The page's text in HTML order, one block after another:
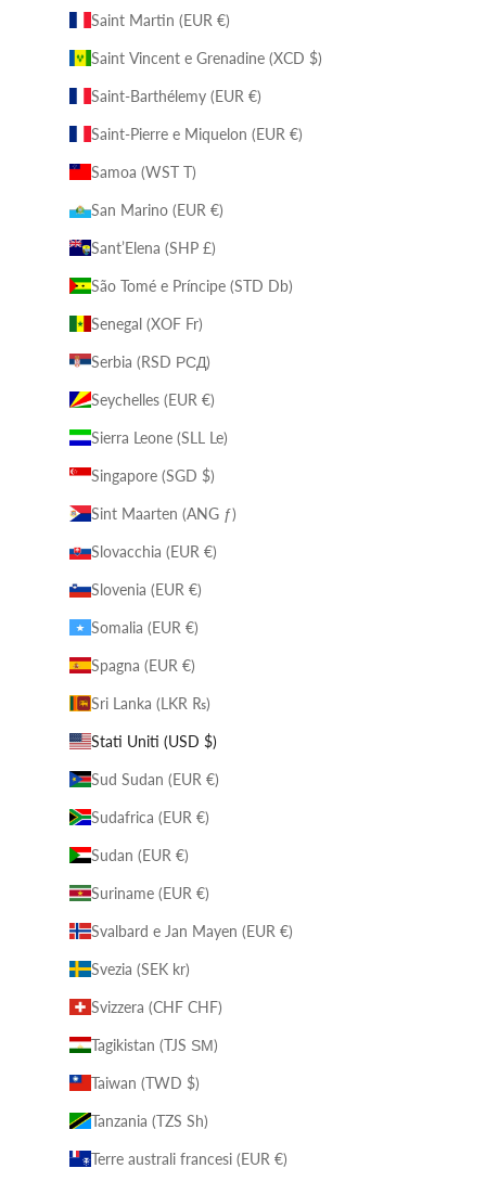
Saint Martin (EUR €)
Saint Vincent e Grenadine (XCD $)
Saint-Barthélemy (EUR €)
Saint-Pierre e Miquelon (EUR €)
Samoa (WST T)
San Marino (EUR €)
Sant’Elena (SHP £)
São Tomé e Príncipe (STD Db)
Senegal (XOF Fr)
Serbia (RSD РСД)
Seychelles (EUR €)
Sierra Leone (SLL Le)
Singapore (SGD $)
Sint Maarten (ANG ƒ)
Slovacchia (EUR €)
Slovenia (EUR €)
Somalia (EUR €)
Spagna (EUR €)
Sri Lanka (LKR ₨)
Stati Uniti (USD $)
Sud Sudan (EUR €)
Sudafrica (EUR €)
Sudan (EUR €)
Suriname (EUR €)
Svalbard e Jan Mayen (EUR €)
Svezia (SEK kr)
Svizzera (CHF CHF)
Tagikistan (TJS ЅМ)
Taiwan (TWD $)
Tanzania (TZS Sh)
Terre australi francesi (EUR €)